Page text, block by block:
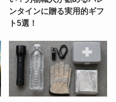
ンタインに贈る実用的ギフ
ト5選！